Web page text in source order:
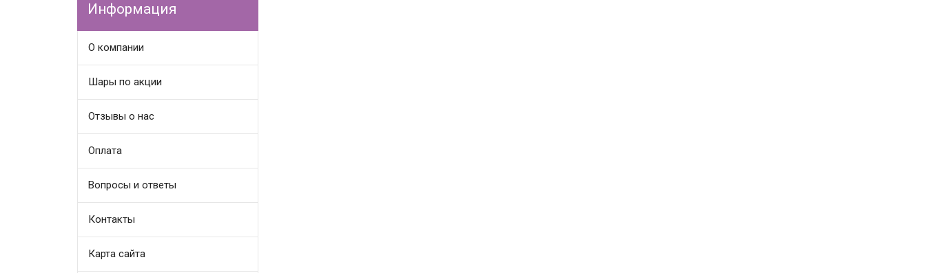
Информация
О компании
Шары по акции
Отзывы о нас
Оплата
Вопросы и ответы
Контакты
Карта сайта